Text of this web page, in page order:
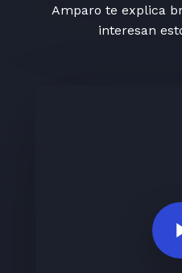
Amparo te explica
interesan
Play